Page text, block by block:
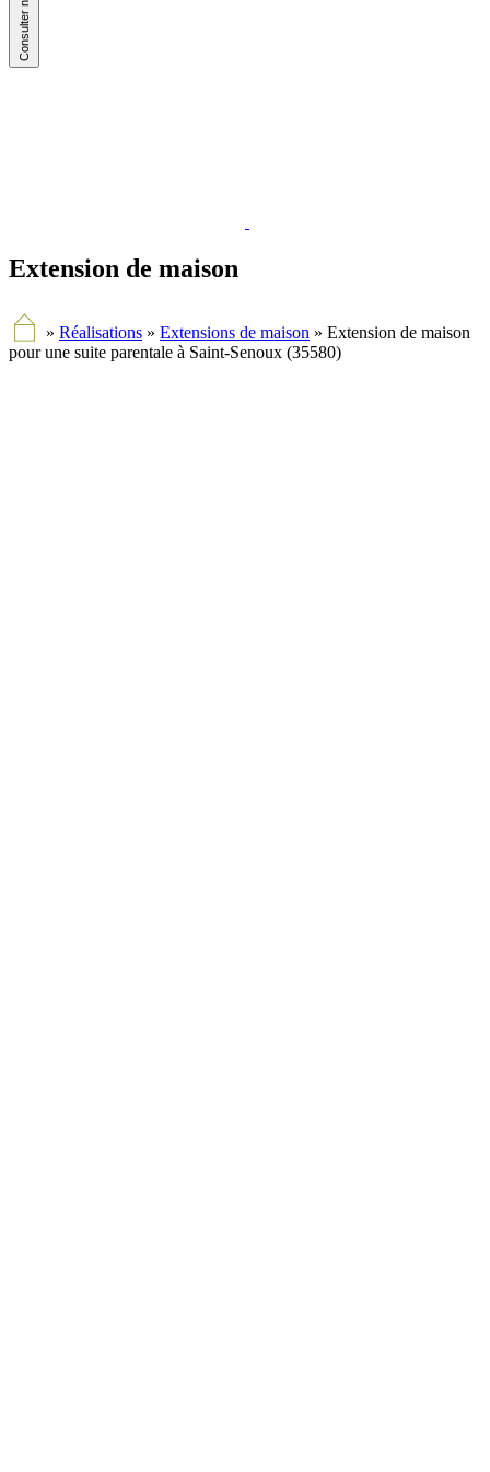
Extension de maison
» Réalisations » Extensions de maison » Extension de maison
pour une suite parentale à Saint-Senoux (35580)